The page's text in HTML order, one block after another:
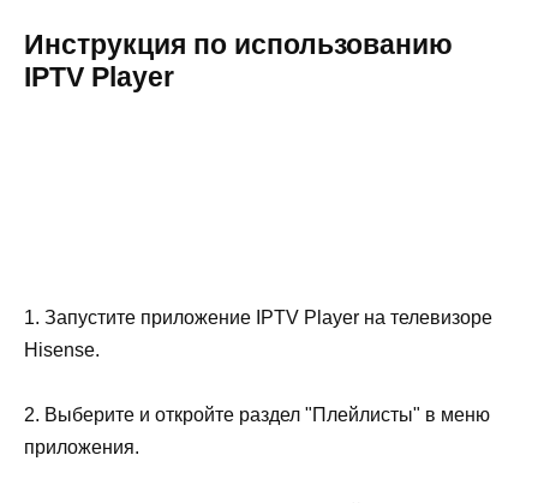
Инструкция по использованию
IPTV Player
1. Запустите приложение IPTV Player на телевизоре
Hisense.
2. Выберите и откройте раздел "Плейлисты" в меню
приложения.